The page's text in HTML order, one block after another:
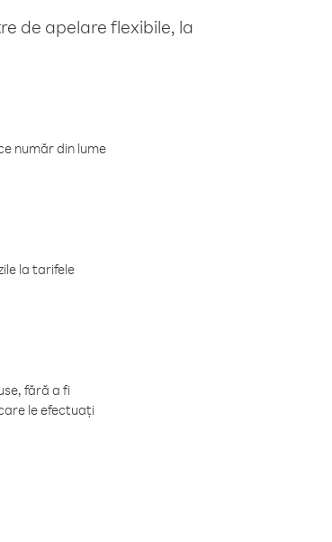
de apelare flexibile, la
număr din lume
la tarifele
fără a fi
le efectuați